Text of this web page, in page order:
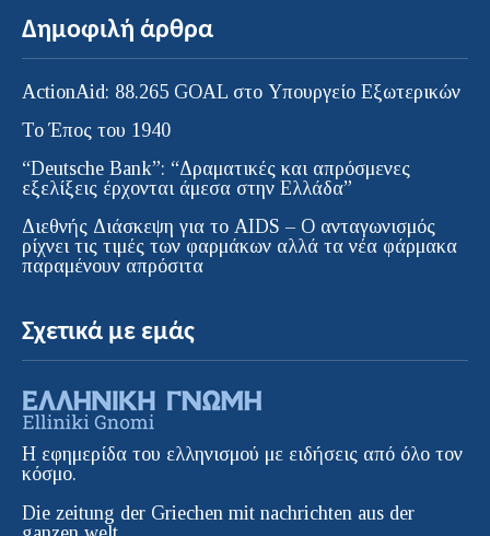
Δημοφιλή άρθρα
ActionAid: 88.265 GOAL στο Υπουργείο Εξωτερικών
Το Έπος του 1940
“Deutsche Bank”: “Δραματικές και απρόσμενες
εξελίξεις έρχονται άμεσα στην Ελλάδα”
Διεθνής Διάσκεψη για το AIDS – Ο ανταγωνισμός
ρίχνει τις τιμές των φαρμάκων αλλά τα νέα φάρμακα
παραμένουν απρόσιτα
Σχετικά με εμάς
Η εφημερίδα του ελληνισμού με ειδήσεις από όλο τον
κόσμο.
Die zeitung der Griechen mit nachrichten aus der